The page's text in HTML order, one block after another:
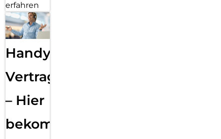
erfahren
Handy
Vertragsabwicklung
– Hier
bekommst